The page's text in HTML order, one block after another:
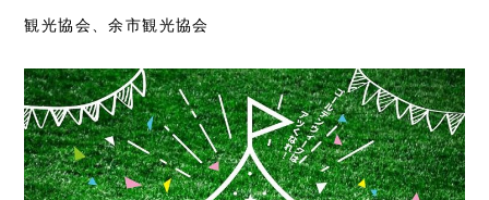
観光協会、余市観光協会